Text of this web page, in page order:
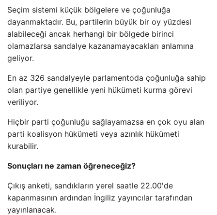
Seçim sistemi küçük bölgelere ve çoğunluğa
dayanmaktadır. Bu, partilerin büyük bir oy yüzdesi
alabileceği ancak herhangi bir bölgede birinci
olamazlarsa sandalye kazanamayacakları anlamına
geliyor.
En az 326 sandalyeyle parlamentoda çoğunluğa sahip
olan partiye genellikle yeni hükümeti kurma görevi
veriliyor.
Hiçbir parti çoğunluğu sağlayamazsa en çok oyu alan
parti koalisyon hükümeti veya azınlık hükümeti
kurabilir.
Sonuçları ne zaman öğreneceğiz?
Çıkış anketi, sandıkların yerel saatle 22.00'de
kapanmasının ardından İngiliz yayıncılar tarafından
yayınlanacak.